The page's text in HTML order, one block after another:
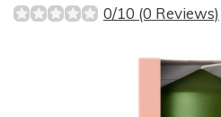
0/10 (0 Reviews)